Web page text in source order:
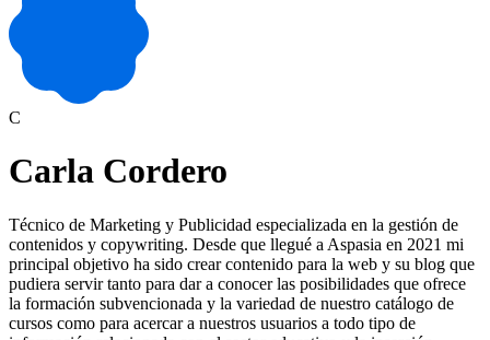
C
Carla Cordero
Técnico de Marketing y Publicidad especializada en la gestión de
contenidos y copywriting. Desde que llegué a Aspasia en 2021 mi
principal objetivo ha sido crear contenido para la web y su blog que
pudiera servir tanto para dar a conocer las posibilidades que ofrece
la formación subvencionada y la variedad de nuestro catálogo de
cursos como para acercar a nuestros usuarios a todo tipo de